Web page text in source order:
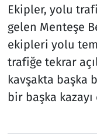
Ekipler, yolu
gelen Menteşe
ekipleri yolu
trafiğe tekrar
kavşakta başka
bir başka